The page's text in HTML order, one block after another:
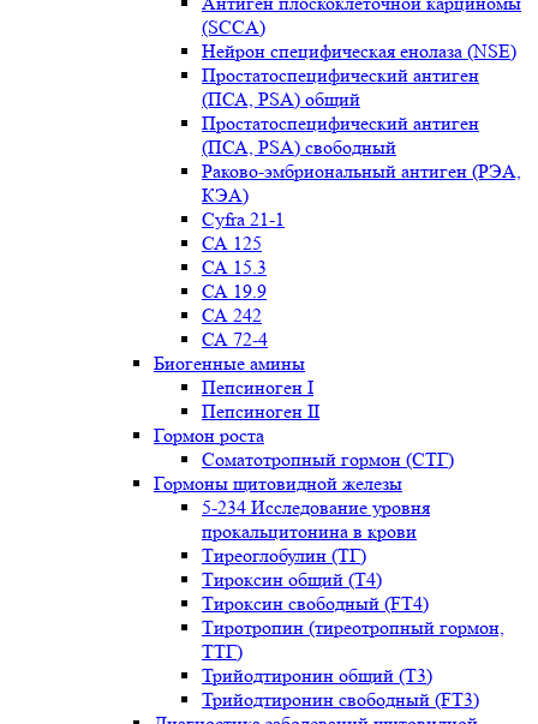
(SCCA)
Нейрон специфическая енолаза (NSE)
Простатоспецифический антиген
(ПСА, PSA) общий
Простатоспецифический антиген
(ПСА, PSA) свободный
Раково-эмбриональный антиген (РЭА,
КЭА)
Сyfra 21-1
СА 125
СА 15.3
СА 19.9
СА 242
СА 72-4
Биогенные амины
Пепсиноген I
Пепсиноген II
Гормон роста
Соматотропный гормон (СТГ)
Гормоны щитовидной железы
5-234 Исследование уровня
прокальцитонина в крови
Тиреоглобулин (ТГ)
Тироксин общий (Т4)
Тироксин свободный (FT4)
Тиротропин (тиреотропный гормон,
ТТГ)
Трийодтиронин общий (Т3)
Трийодтиронин свободный (FT3)